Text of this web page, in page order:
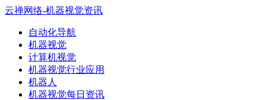
云禅网络-机器视觉资讯
自动化导航
机器视觉
计算机视觉
机器视觉行业应用
机器人
机器视觉每日资讯